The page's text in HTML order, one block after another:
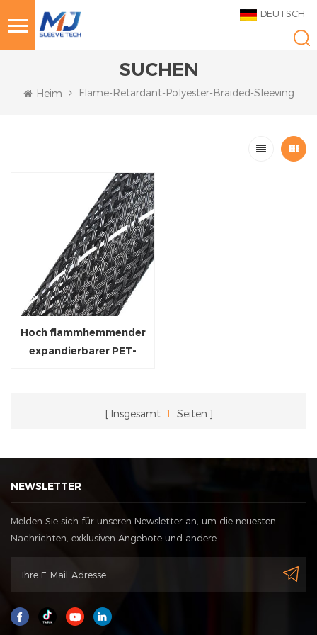
DEUTSCH
SUCHEN
Heim Flame-Retardant-Polyester-Braided-Sleeving
Hoch flammhemmender
expandierbarer PET-
Insgesamt 1 Seiten
NEWSLETTER
Melden Sie sich für unseren Newsletter an, um die neuesten
Nachrichten, exklusiven Angebote und andere
Rabattinformationen zu erhalten